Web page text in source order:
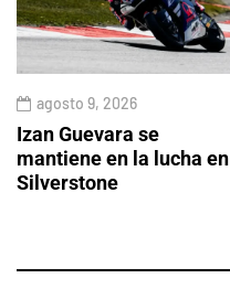
agosto 9, 2026
Izan Guevara se
mantiene en la lucha en
Silverstone